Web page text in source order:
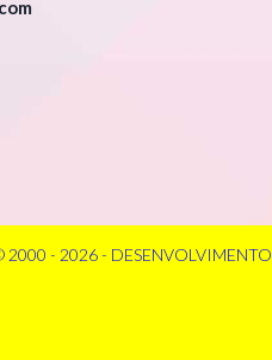
- 2026 - DESENVOLVIMENTO